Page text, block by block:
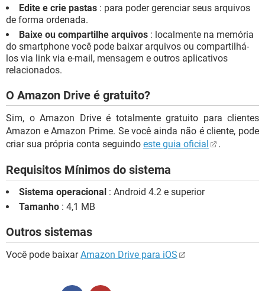
Edite e crie pastas : para poder gerenciar seus arquivos
de forma ordenada.
Baixe ou compartilhe arquivos : localmente na memória
do smartphone você pode baixar arquivos ou compartilhá-
los via link via e-mail, mensagem e outros aplicativos
relacionados.
O Amazon Drive é gratuito?
Sim, o Amazon Drive é totalmente gratuito para clientes
Amazon e Amazon Prime. Se você ainda não é cliente, pode
criar sua própria conta seguindo este guia oficial .
Requisitos Mínimos do sistema
Sistema operacional : Android 4.2 e superior
Tamanho : 4,1 MB
Outros sistemas
Você pode baixarAmazon Drive para iOS